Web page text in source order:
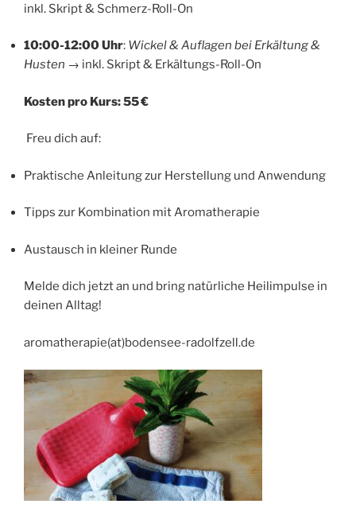
inkl. Skript & Schmerz-Roll-On
10:00-12:00 Uhr: Wickel & Auflagen bei Erkältung &
Husten → inkl. Skript & Erkältungs-Roll-On
Kosten pro Kurs: 55 €
Freu dich auf:
Praktische Anleitung zur Herstellung und Anwendung
Tipps zur Kombination mit Aromatherapie
Austausch in kleiner Runde
Melde dich jetzt an und bring natürliche Heilimpulse in
deinen Alltag!
aromatherapie(at)bodensee-radolfzell.de